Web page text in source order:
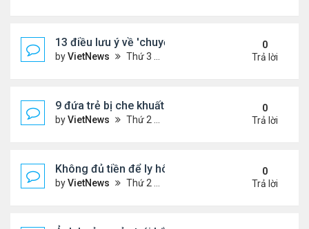
13 điều lưu ý về 'chuyện ấy' để sớm có thai
byVietNews Thứ 3 Tháng 8 09, 2022 9:56 am
0
Trả lời
9 đứa trẻ bị che khuất khi ngồi trước đầu ôtô
byVietNews Thứ 2 Tháng 8 08, 2022 5:13 pm
0
Trả lời
Không đủ tiền để ly hôn
byVietNews Thứ 2 Tháng 8 08, 2022 1:44 pm
0
Trả lời